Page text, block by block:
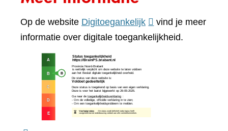
website)
Op de website Digitoegankelijk(verwijst
naar
vind je meer
informatie over digitale toegankelijkheid.